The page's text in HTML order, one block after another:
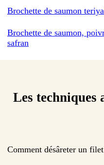
Brochette de saumon
Brochette de saumon,
safran
Les techniques
Comment désâreter un